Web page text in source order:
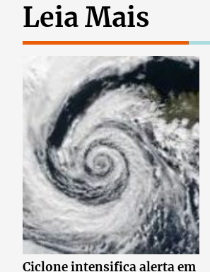
Leia Mais
Ciclone intensifica alerta em